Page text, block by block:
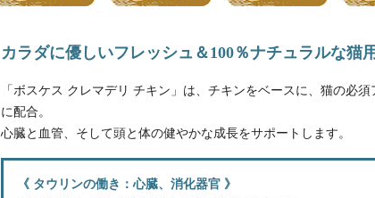
カラダに優しいフレッシュ＆100％ナチュラルな猫
「ボスケス クレマデリ チキン」は、チキンをベースに、猫の必
に配合。
心臓と血管、そして頭と体の健やかな成長をサポートします。
《 タウリンの働き：心臓、消化器官 》